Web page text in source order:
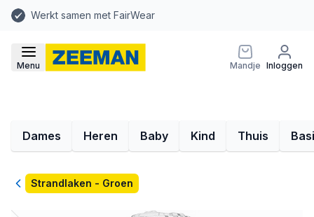
Werkt samen met FairWear
Menu Mandje Inloggen
Dames Heren Baby Kind Thuis
TerugStrandlaken - Groen